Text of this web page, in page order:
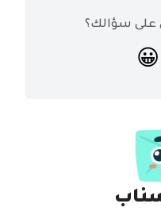
على سؤالك؟
😀